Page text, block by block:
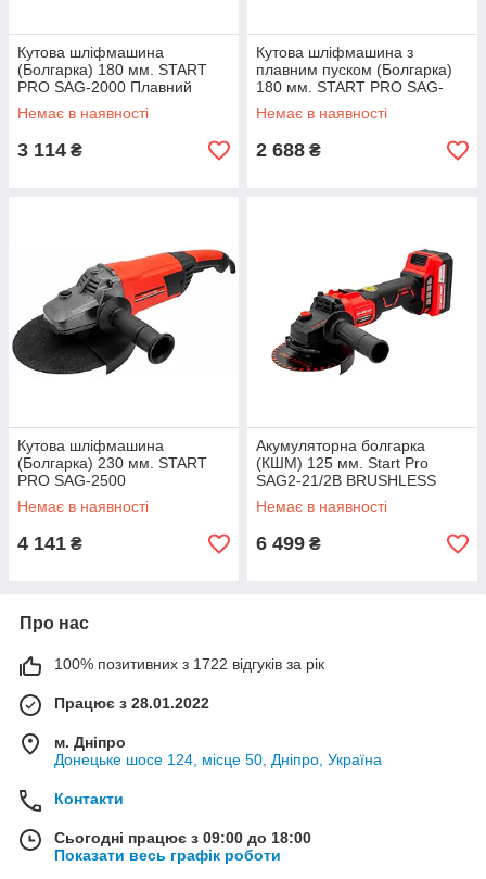
Кутова шліфмашина
(Болгарка) 180 мм. START
PRO SAG-2000 Плавний
пуск, регулювання обертів
Немає в наявності
3 114 ₴
Кутова шліфмашина з
плавним пуском (Болгарка)
180 мм. START PRO SAG-
1970
Немає в наявності
2 688 ₴
Кутова шліфмашина
(Болгарка) 230 мм. START
PRO SAG-2500
Немає в наявності
4 141 ₴
Акумуляторна болгарка
(КШМ) 125 мм. Start Pro
SAG2-21/2B BRUSHLESS
Плавний пуск, регулювання
обертів
Немає в наявності
6 499 ₴
Про нас
100% позитивних з 1722 відгуків за рік
Працює з 28.01.2022
м. Дніпро
Донецьке шосе 124, місце 50, Дніпро, Україна
Контакти
Сьогодні працює з 09:00 до 18:00
Показати весь графік роботи